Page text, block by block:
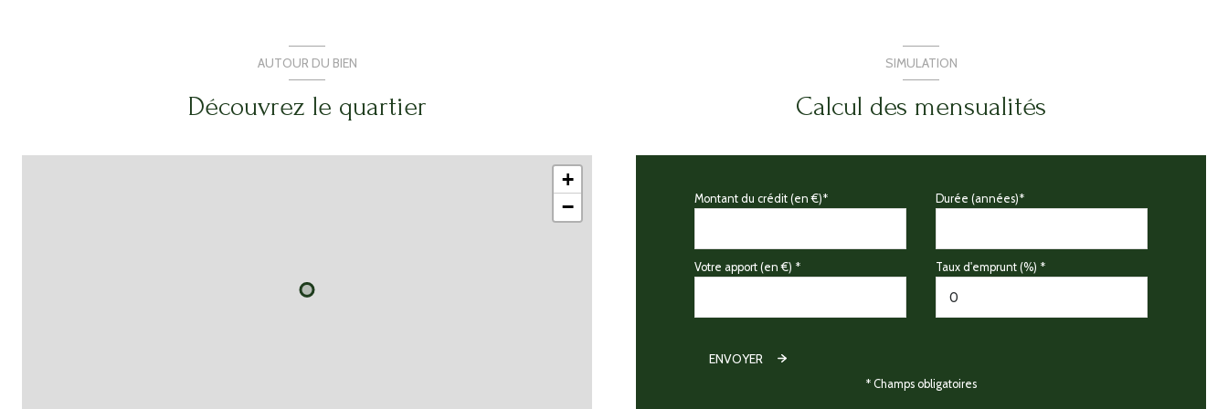
AUTOUR DU BIEN
Découvrez le quartier
+
−
SIMULATION
Calcul des mensualités
Montant du crédit (en €)* Durée (années)*
Votre apport (en €) * Taux d'emprunt (%) *
ENVOYER
* Champs obligatoires